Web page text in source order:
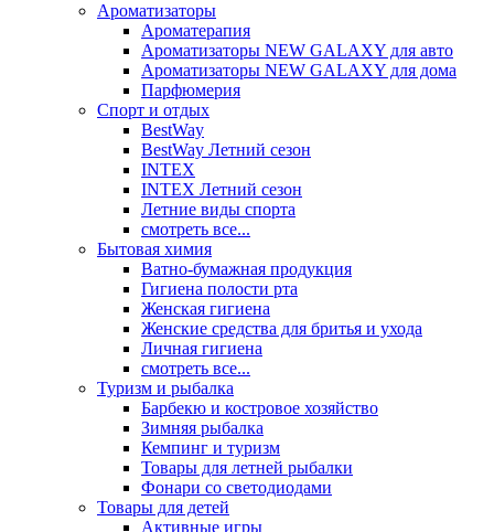
Ароматизаторы
Ароматерапия
Ароматизаторы NEW GALAXY для авто
Ароматизаторы NEW GALAXY для дома
Парфюмерия
Спорт и отдых
BestWay
BestWay Летний сезон
INTEX
INTEX Летний сезон
Летние виды спорта
смотреть все...
Бытовая химия
Ватно-бумажная продукция
Гигиена полости рта
Женская гигиена
Женские средства для бритья и ухода
Личная гигиена
смотреть все...
Туризм и рыбалка
Барбекю и костровое хозяйство
Зимняя рыбалка
Кемпинг и туризм
Товары для летней рыбалки
Фонари со светодиодами
Товары для детей
Активные игры